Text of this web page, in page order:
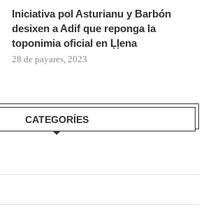
Iniciativa pol Asturianu y Barbón
desixen a Adif que reponga la
toponimia oficial en Ḷḷena
28 de payares, 2023
CATEGORÍES